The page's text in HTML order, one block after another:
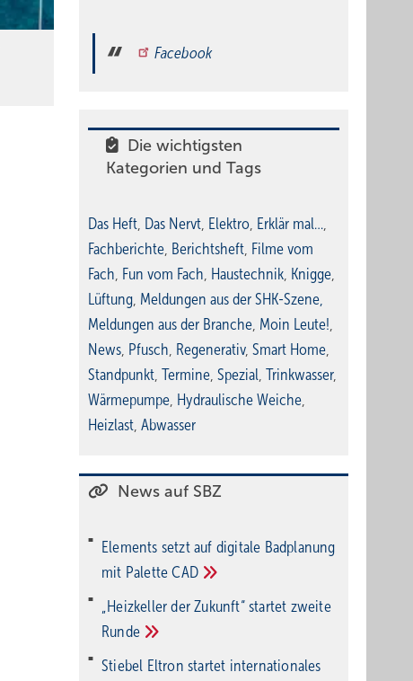
Facebook
Die wichtigsten
Kategorien und Tags
Das Heft, Das Nervt, Elektro, Erklär mal…,
Fachberichte, Berichtsheft, Filme vom
Fach, Fun vom Fach, Haustechnik, Knigge,
Lüftung, Meldungen aus der SHK-Szene,
Meldungen aus der Branche, Moin Leute!,
News, Pfusch, Regenerativ, Smart Home,
Standpunkt, Termine, Spezial, Trinkwasser,
Wärmepumpe, Hydraulische Weiche,
Heizlast, Abwasser
News auf SBZ
Elements setzt auf di­gi­ta­le Bad­pla­nung
mit PaletteCAD
„Heizkeller der Zu­kunft“ star­tet zwei­te
Run­de
Stiebel Eltron startet internatio­nales